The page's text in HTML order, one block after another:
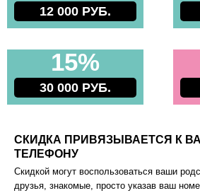
12 000 РУБ.
15%
30 000 РУБ.
СКИДКА ПРИВЯЗЫВАЕТСЯ К
ТЕЛЕФОНУ
Скидкой могут воспользоваться ваши
друзья, знакомые, просто указав ваш